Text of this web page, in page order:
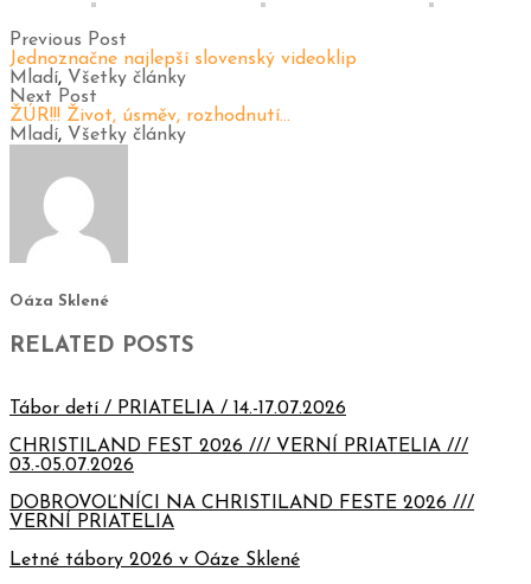
Previous Post
Jednoznačne najlepší slovenský videoklip
Mladí, Všetky články
Next Post
ŽÚR!!! Život, úsměv, rozhodnutí…
Mladí, Všetky články
Oáza Sklené
RELATED POSTS
Tábor detí / PRIATELIA / 14.-17.07.2026
CHRISTILAND FEST 2026 /// VERNÍ PRIATELIA ///
03.-05.07.2026
DOBROVOĽNÍCI NA CHRISTILAND FESTE 2026 ///
VERNÍ PRIATELIA
Letné tábory 2026 v Oáze Sklené